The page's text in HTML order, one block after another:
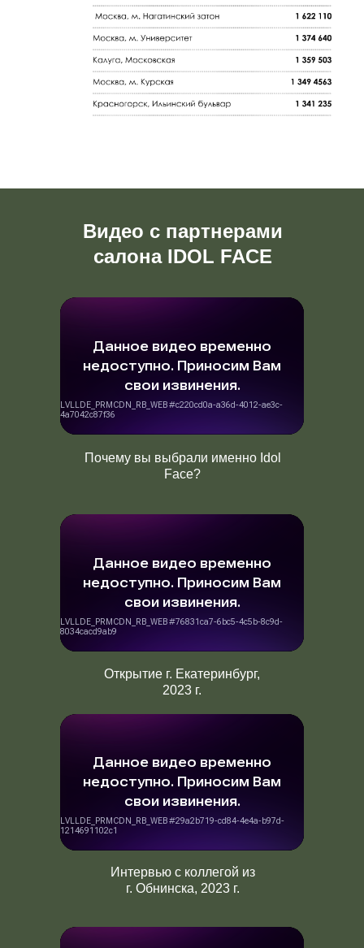
Видео с партнерами
салона IDOL FACE
Почему вы выбрали именно Idol
Face?
Открытие г. Екатеринбург,
2023 г.
Интервью с коллегой из
г. Обнинска, 2023 г.